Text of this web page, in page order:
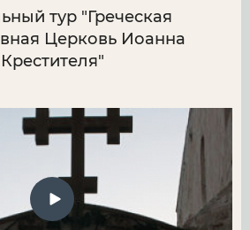
тур "Греческая
Церковь Иоанна
Крестителя"